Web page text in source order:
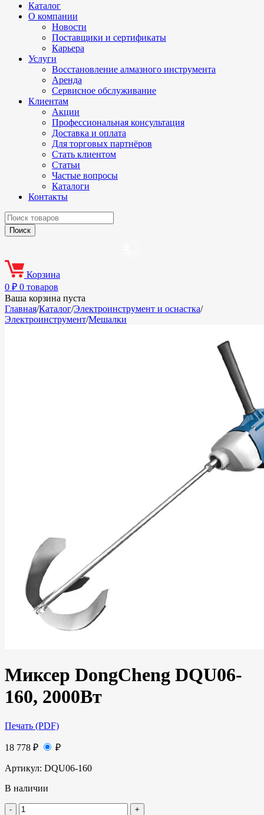
Каталог
О компании
Новости
Поставщики и сертификаты
Карьера
Услуги
Восстановление алмазного инструмента
Аренда
Сервисное обслуживание
Клиентам
Акции
Профессиональная консультация
Доставка и оплата
Для торговых партнёров
Стать клиентом
Статьи
Частые вопросы
Каталоги
Контакты
Корзина
0 ₽ 0 товаров
Ваша корзина пуста
Главная/Каталог/Электроинструмент и оснастка/
Электроинструмент/Мешалки
Миксер DongCheng DQU06-
160, 2000Вт
Печать (PDF)
18 778 ₽ ₽
Артикул: DQU06-160
В наличии